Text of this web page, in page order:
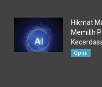
Hikmat
Memilih
Opini